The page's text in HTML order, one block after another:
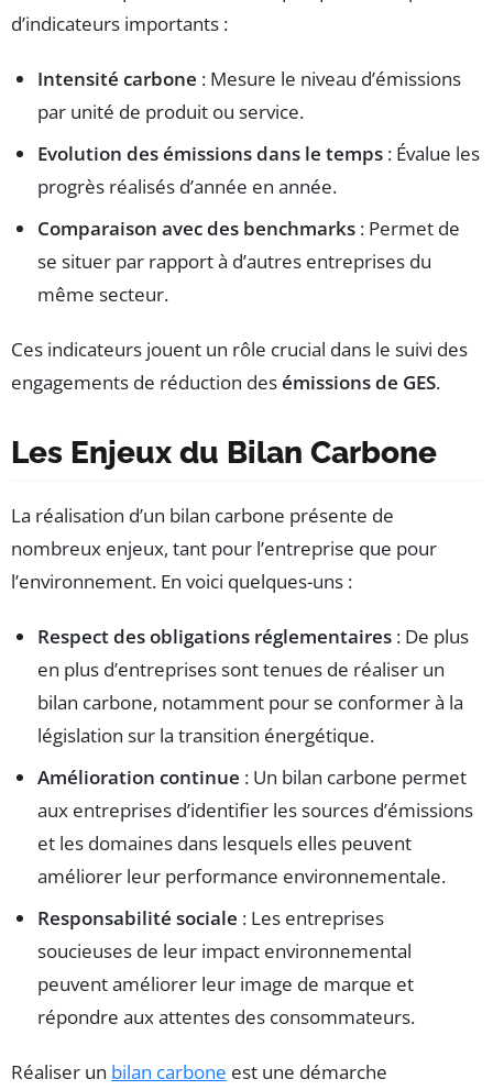
d’indicateurs importants :
Intensité carbone : Mesure le niveau d’émissions
par unité de produit ou service.
Evolution des émissions dans le temps : Évalue les
progrès réalisés d’année en année.
Comparaison avec des benchmarks : Permet de
se situer par rapport à d’autres entreprises du
même secteur.
Ces indicateurs jouent un rôle crucial dans le suivi des
engagements de réduction desémissions de GES.
Les Enjeux du Bilan Carbone
La réalisation d’un bilan carbone présente de
nombreux enjeux, tant pour l’entreprise que pour
l’environnement. En voici quelques-uns :
Respect des obligations réglementaires : De plus
en plus d’entreprises sont tenues de réaliser un
bilan carbone, notamment pour se conformer à la
législation sur la transition énergétique.
Amélioration continue : Un bilan carbone permet
aux entreprises d’identifier les sources d’émissions
et les domaines dans lesquels elles peuvent
améliorer leur performance environnementale.
Responsabilité sociale : Les entreprises
soucieuses de leur impact environnemental
peuvent améliorer leur image de marque et
répondre aux attentes des consommateurs.
Réaliser un bilan carbone est une démarche